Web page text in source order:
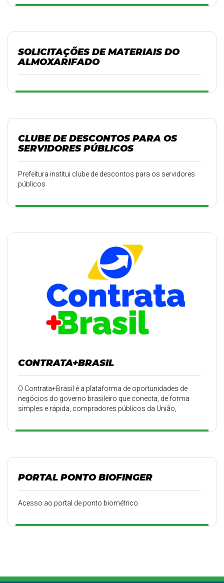
SOLICITAÇÕES DE MATERIAIS DO
ALMOXARIFADO
CLUBE DE DESCONTOS PARA OS
SERVIDORES PÚBLICOS
Prefeitura institui clube de descontos para os servidores
públicos
CONTRATA+BRASIL
O Contrata+Brasil é a plataforma de oportunidades de
negócios do governo brasileiro que conecta, de forma
simples e rápida, compradores públicos da União,
inicialmente microempreendedores individuais (MEIs),
PORTAL PONTO BIOFINGER
Acesso ao portal de ponto biométrico.